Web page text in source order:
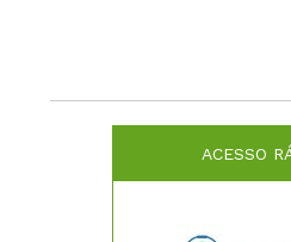
ACESSO